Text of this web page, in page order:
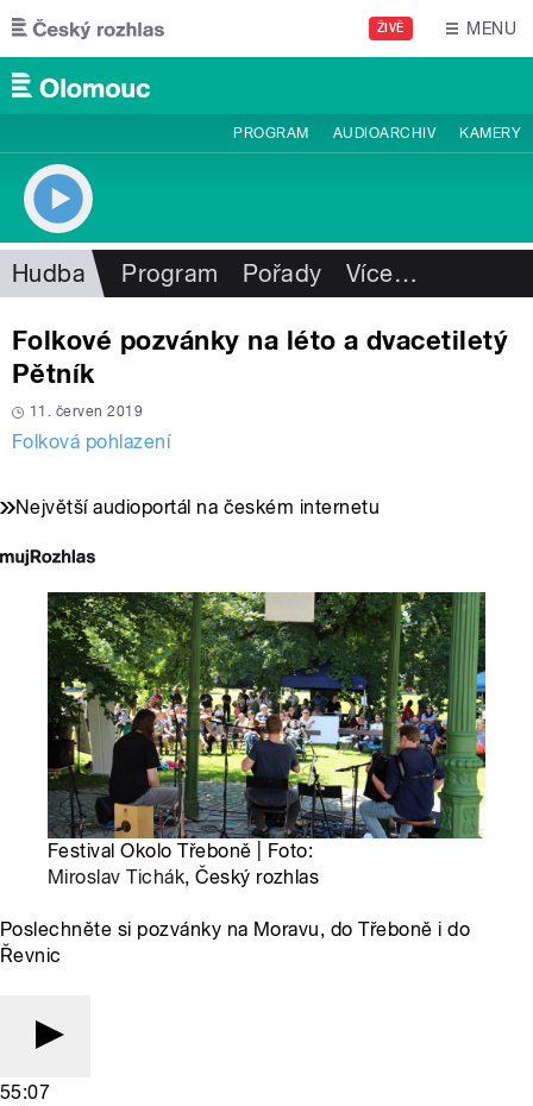
Přejít k hlavnímu obsahu
ŽIVĚ MENU
PROGRAM AUDIOARCHIV KAMERY
Hudba Program Pořady Více…
Folkové pozvánky na léto a dvacetiletý
Pětník
11. červen 2019
Folková pohlazení
Největší audioportál na českém internetu
Festival Okolo Třeboně | Foto:
Miroslav Tichák, Český rozhlas
Poslechněte si pozvánky na Moravu, do Třeboně i do
Řevnic
55:07